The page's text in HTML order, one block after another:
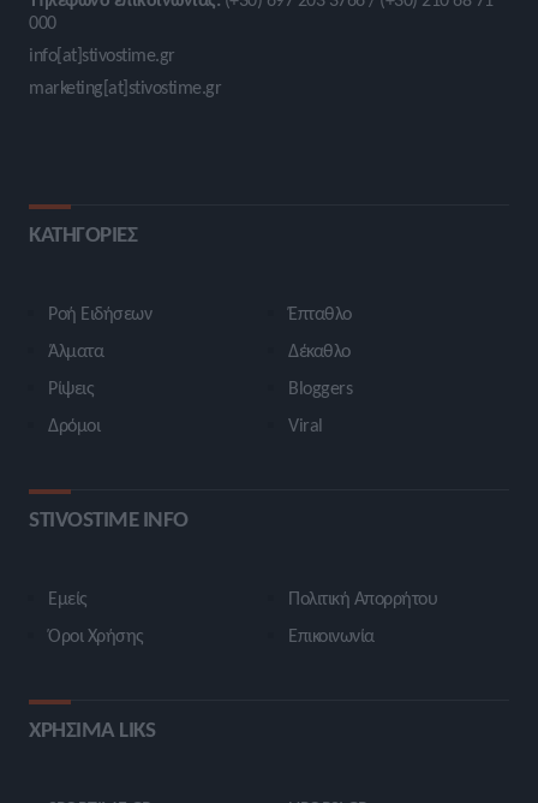
000
info[at]stivostime.gr
marketing[at]stivostime.gr
ΚΑΤΗΓΟΡΙΕΣ
Ροή Ειδήσεων
Άλματα
Ρίψεις
Δρόμοι
Έπταθλο
Δέκαθλο
Bloggers
Viral
STIVOSTIME INFO
Εμείς
Όροι Χρήσης
Πολιτική Απορρήτου
Επικοινωνία
ΧΡΗΣΙΜΑ LIKS